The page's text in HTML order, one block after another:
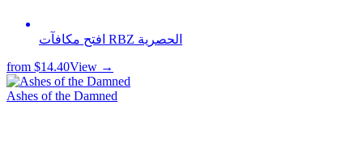
افتح مكافآت RBZ الحصرية
from $14.40View →
Ashes of the Damned